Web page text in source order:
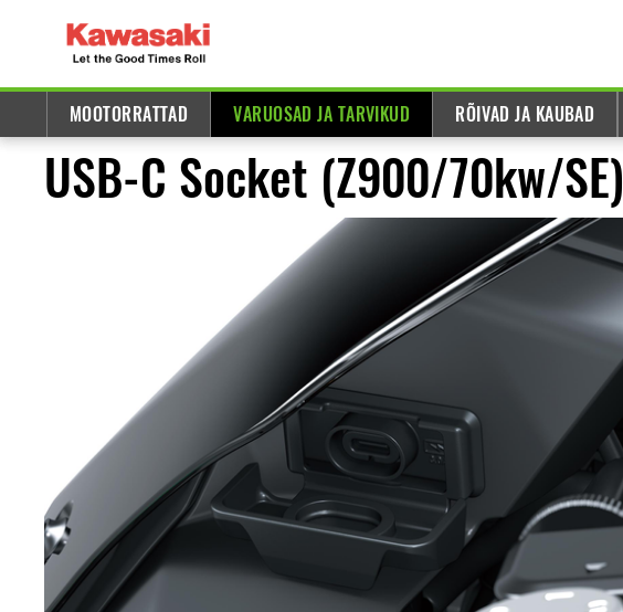
MOOTORRATTAD VARUOSAD JA TARVIKUD RÕIVAD JA KAUBAD
USB-C Socket (Z900/70kw/SE)